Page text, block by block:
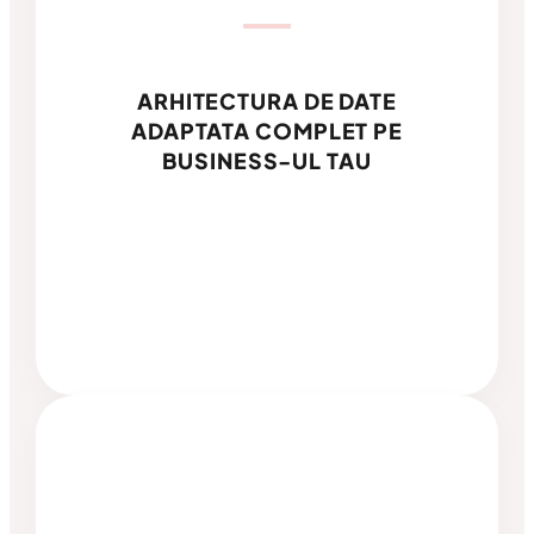
ARHITECTURA DE DATE
ADAPTATA COMPLET PE
BUSINESS-UL TAU